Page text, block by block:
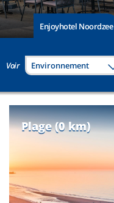
Enjoyhotel Noordzee
Voir Environnement
Plage (0 km)